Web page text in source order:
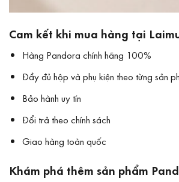
Cam kết khi mua hàng tại
Hàng Pandora chính hãng 100%
Đầy đủ hộp và phụ kiện theo từng sản
Bảo hành uy tín
Đổi trả theo chính sách
Giao hàng toàn quốc
Khám phá thêm sản phẩm